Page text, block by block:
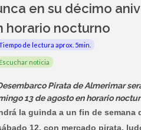
en su décimo
horario nocturno
de lectura aprox. 5min.
Escuchar noticia
Pirata de Almerimar
13 de agosto en horario
la guinda a un fin de
12, con mercado pirata,